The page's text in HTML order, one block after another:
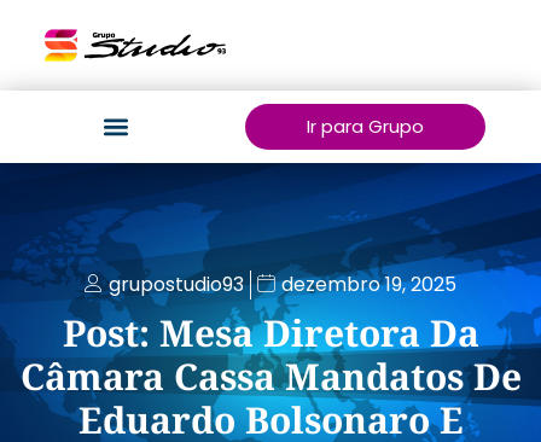
Ir para Grupo
grupostudio93 dezembro 19, 2025
Post: Mesa Diretora Da
Câmara Cassa Mandatos De
Eduardo Bolsonaro E